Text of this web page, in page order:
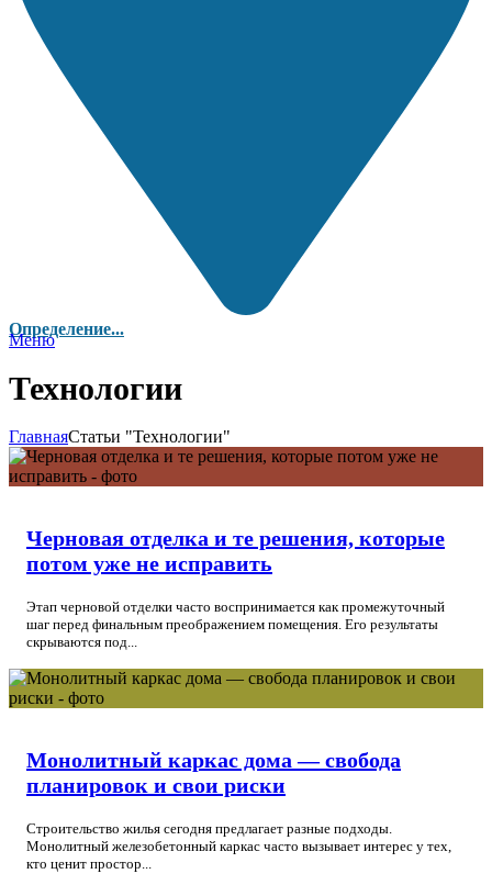
Определение...
Меню
Технологии
ГлавнаяСтатьи "Технологии"
Черновая отделка и те решения, которые
потом уже не исправить
Этап черновой отделки часто воспринимается как промежуточный
шаг перед финальным преображением помещения. Его результаты
скрываются под...
Монолитный каркас дома — свобода
планировок и свои риски
Строительство жилья сегодня предлагает разные подходы.
Монолитный железобетонный каркас часто вызывает интерес у тех,
кто ценит простор...